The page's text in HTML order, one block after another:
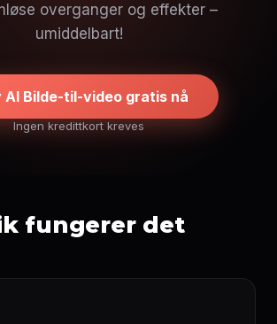
overganger og effekter –
umiddelbart!
AI Bilde-til-video gratis nå
Ingen kredittkort kreves
fungerer det